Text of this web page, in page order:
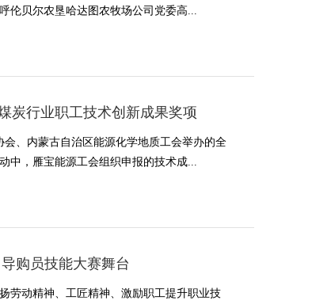
伦贝尔农垦哈达图农牧场公司党委高...
炭行业职工技术创新成果奖项
、内蒙古自治区能源化学地质工会举办的全
中，雁宝能源工会组织申报的技术成...
购员技能大赛舞台
劳动精神、工匠精神、激励职工提升职业技